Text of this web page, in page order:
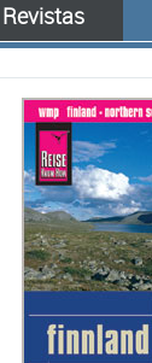
Revistas